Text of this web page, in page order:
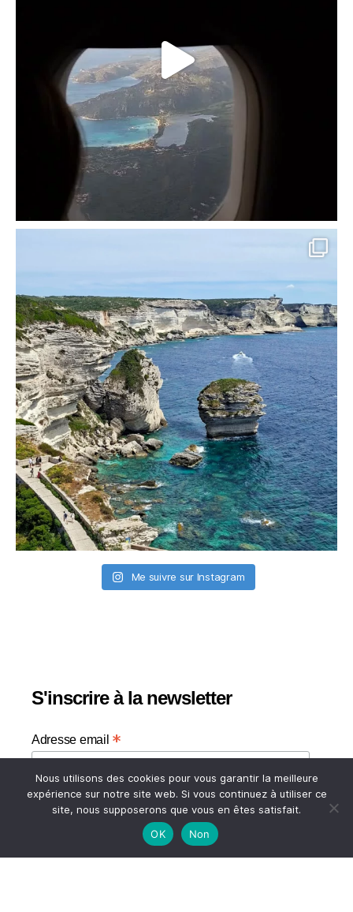
Me suivre sur Instagram
S'inscrire à la newsletter
Adresse email *
Votre adresse email
Nous utilisons des cookies pour vous garantir la meilleure
expérience sur notre site web. Si vous continuez à utiliser ce
site, nous supposerons que vous en êtes satisfait.
OK
Non